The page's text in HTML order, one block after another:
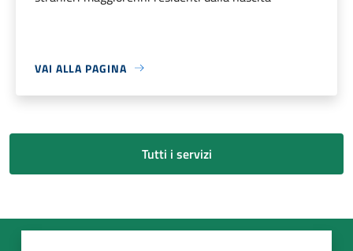
VAI ALLA PAGINA
Tutti i servizi